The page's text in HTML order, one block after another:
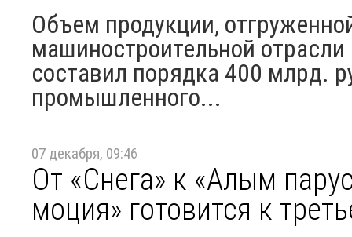
Объем продукции,
машиностроительной
составил порядка 400 млрд.
промышленного...
07 декабря, 09:46
От «Снега» к «Алым
моция» готовится к